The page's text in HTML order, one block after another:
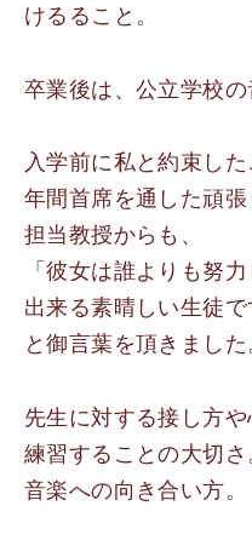
けるること。
卒業後は、公立学校の
入学前に私と約束し
年間首席を通した頑張
担当教授からも、
「彼女は誰よりも努
出来る素晴しい生徒で
と御言葉を頂きました
先生に対する接し方や
練習することの大切さ
音楽への向き合い方。